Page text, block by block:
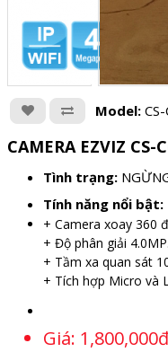
Model:
CAMERA EZVIZ CS-
Tình trạng:
Tính năng nổi bật:
+ Camera xoay 360
+ Độ phân giải 4.0MP.
+ Tầm xa quan sát
+ Tích hợp Micro và
Giá: